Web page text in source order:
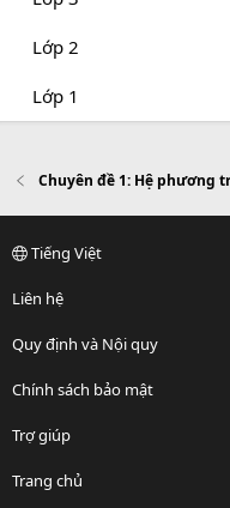
Lớp 2
Lớp 1
Chuyên đề 1: Hệ phương
Tiếng Việt
Liên hệ
Quy định và Nội quy
Chính sách bảo mật
Trợ giúp
Trang chủ